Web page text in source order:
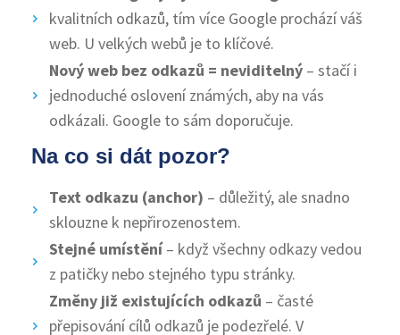
kvalitních odkazů, tím více Google prochází váš
web. U velkých webů je to klíčové.
Nový web bez odkazů = neviditelný – stačí i
jednoduché oslovení známých, aby na vás
odkázali. Google to sám doporučuje.
Na co si dát pozor?
Text odkazu (anchor) – důležitý, ale snadno
sklouzne k nepřirozenostem.
Stejné umístění– když všechny odkazy vedou
z patičky nebo stejného typu stránky.
Změny již existujících odkazů – časté
přepisování cílů odkazů je podezřelé. V